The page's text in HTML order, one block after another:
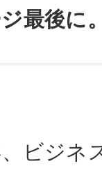
最後に。
ビジネ